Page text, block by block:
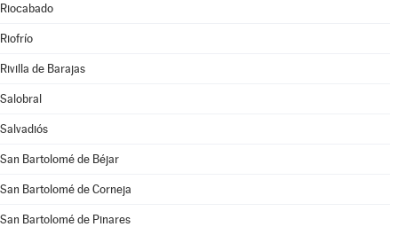
Riocabado
Riofrío
Rivilla de Barajas
Salobral
Salvadiós
San Bartolomé de Béjar
San Bartolomé de Corneja
San Bartolomé de Pinares